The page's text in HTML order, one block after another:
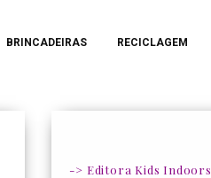
BRINCADEIRAS RECICLAGEM
-> Editora Kids Indoors